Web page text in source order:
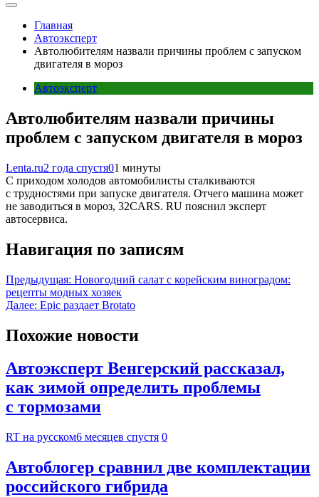
Главная
Автоэксперт
Автолюбителям назвали причины проблем с запуском
двигателя в мороз
Автоэксперт
Автолюбителям назвали причины
проблем с запуском двигателя в мороз
Lenta.ru2 года спустя01 минуты
С приходом холодов автомобилисты сталкиваются
с трудностями при запуске двигателя. Отчего машина может
не заводиться в мороз, 32CARS. RU пояснил эксперт
автосервиса.
Навигация по записям
Предыдущая: Новогодний салат с корейским виноградом:
рецепты модных хозяек
Далее: Epic раздает Brotato
Похожие новости
Автоэксперт Венгерский рассказал,
как зимой определить проблемы
с тормозами
RT на русском6 месяцев спустя 0
Автоблогер сравнил две комплектации
российского гибрида